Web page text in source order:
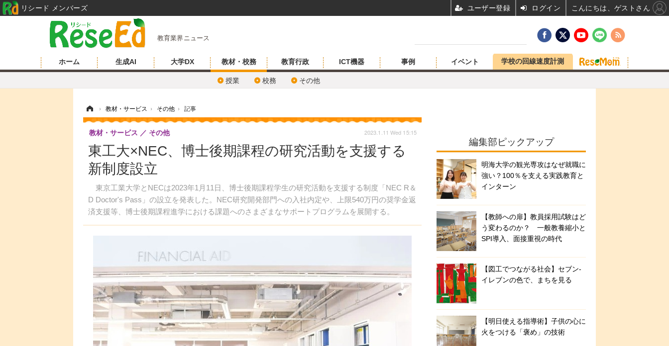
教育業界ニュース
ホーム 生成AI 大学DX 教材・校務
授業 校務 その他
教育行政 ICT機器 事例 イベント 学校の回線速度計測
› 教材・サービス › その他 › 記事
東工大×NEC、博士後期課程の研究活動を支援する
新制度設立
東京工業大学とNECは2023年1月11日、博士後期課程学生の研究活動を支援する制度「NEC R＆
D Doctor's Pass」の設立を発表した。NEC研究開発部門への入社内定や、上限540万円の奨学金返
済支援等、博士後期課程進学における課題へのさまざまなサポートプログラムを展開する。
教材・サービス その他 2023.1.11 Wed 15:15
編集部ピックアップ
明海大学の観光専攻はなぜ就職に
強い？100％を支える実践教育と
インターン
【教師への扉】教員採用試験はど
う変わるのか？ 一般教養縮小と
SPI導入、面接重視の時代
【図工でつながる社会】セブン‐
イレブンの色で、まちを見る
【明日使える指導術】子供の心に
火をつける「褒め」の技術
リシード メンバーズ ユーザー登録 ログイン こんにちは、ゲストさん